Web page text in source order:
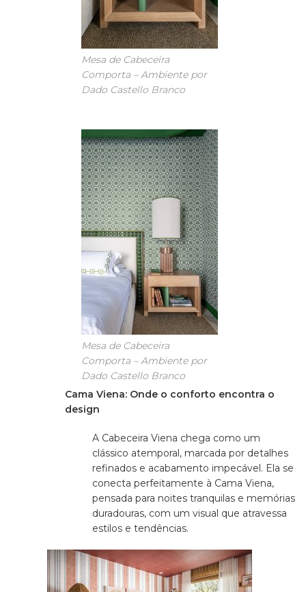
Mesa de Cabeceira
Comporta – Ambiente por
Dado Castello Branco
Mesa de Cabeceira
Comporta – Ambiente por
Dado Castello Branco
Cama Viena: Onde o conforto encontra o
design
A Cabeceira Viena chega como um
clássico atemporal, marcada por detalhes
refinados e acabamento impecável. Ela se
conecta perfeitamente à Cama Viena,
pensada para noites tranquilas e memórias
duradouras, com um visual que atravessa
estilos e tendências.